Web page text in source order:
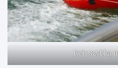
Rejs szybką